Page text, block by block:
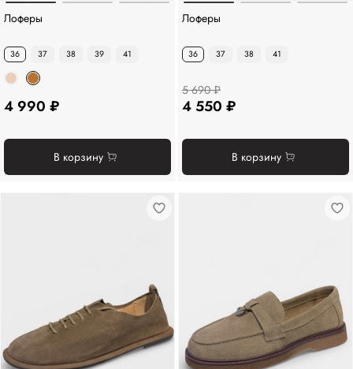
Лоферы
36 37 38 39 41
4 990 ₽
В корзину
Лоферы
36 37 38 41
5 690 ₽
4 550 ₽
В корзину